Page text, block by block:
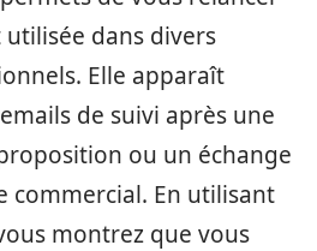
dans divers
Elle apparaît
de suivi après une
ou un échange
commercial. En utilisant
montrez que vous